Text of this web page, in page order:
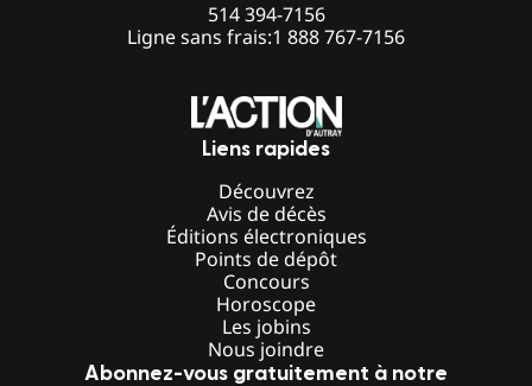
514 394-7156
Ligne sans frais:1 888 767-7156
Liens rapides
Découvrez
Avis de décès
Éditions électroniques
Points de dépôt
Concours
Horoscope
Les jobins
Nous joindre
Abonnez-vous gratuitement à notre